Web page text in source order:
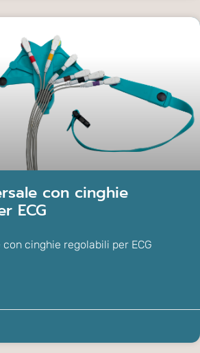
con cinghie
ECG
cinghie regolabili per ECG